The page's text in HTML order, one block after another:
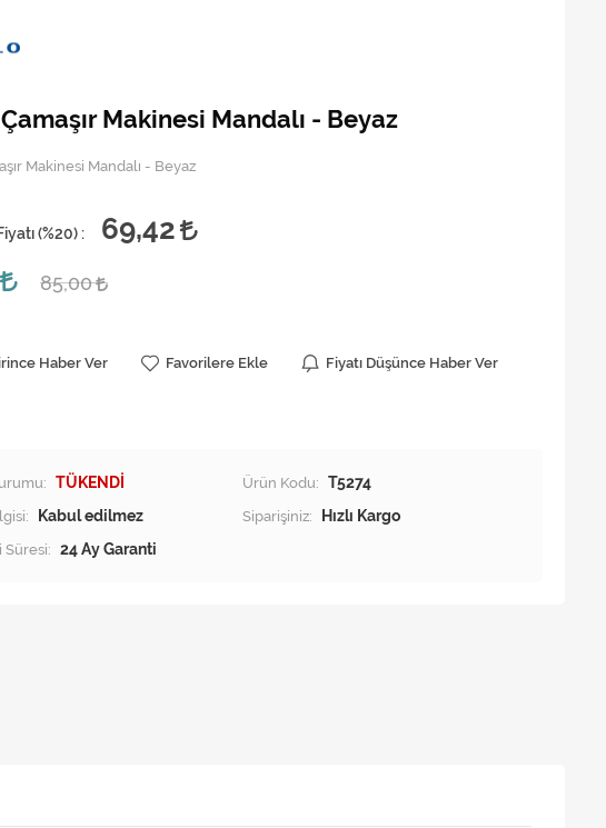
Makinesi Mandalı - Beyaz
Makinesi Mandalı - Beyaz
(%20) :
69,42
85,00
Haber Ver Favorilere Ekle
Fiyatı Düşünce Haber Ver
TÜKENDİ Ürün Kodu: T5274
Siparişiniz:
Hızlı Kargo
Süresi: 24 Ay Garanti